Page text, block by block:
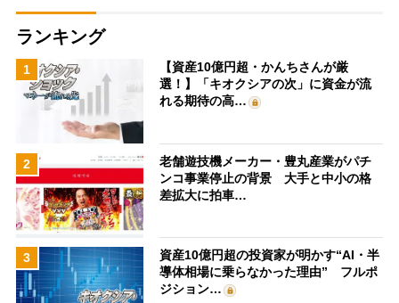
ランキング
1
【資産10億円超・かんちさんが厳
選！】「キオクシアの次」に資金が流
れる期待の高…
2
老舗遊技機メーカー・豊丸産業がパチ
ンコ事業停止の背景 大手と中小の格
差拡大に拍車…
3
資産10億円超の投資家が明かす“AI・半
導体相場に乗らなかった理由” フルポ
ジション…